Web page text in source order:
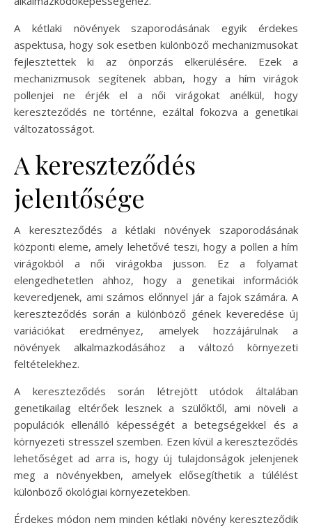
A kétlaki növények szaporodásának egyik érdekes
aspektusa, hogy sok esetben különböző mechanizmusokat
fejlesztettek ki az önporzás elkerülésére. Ezek a
mechanizmusok segítenek abban, hogy a hím virágok
pollenjei ne érjék el a női virágokat anélkül, hogy
kereszteződés ne történne, ezáltal fokozva a genetikai
változatosságot.
A kereszteződés
jelentősége
A kereszteződés a kétlaki növények szaporodásának
központi eleme, amely lehetővé teszi, hogy a pollen a hím
virágokból a női virágokba jusson. Ez a folyamat
elengedhetetlen ahhoz, hogy a genetikai információk
keveredjenek, ami számos előnnyel jár a fajok számára. A
kereszteződés során a különböző gének keveredése új
variációkat eredményez, amelyek hozzájárulnak a
növények alkalmazkodásához a változó környezeti
feltételekhez.
A kereszteződés során létrejött utódok általában
genetikailag eltérőek lesznek a szülőktől, ami növeli a
populációk ellenálló képességét a betegségekkel és a
környezeti stresszel szemben. Ezen kívül a kereszteződés
lehetőséget ad arra is, hogy új tulajdonságok jelenjenek
meg a növényekben, amelyek elősegíthetik a túlélést
különböző ökológiai környezetekben.
Érdekes módon nem minden kétlaki növény kereszteződik